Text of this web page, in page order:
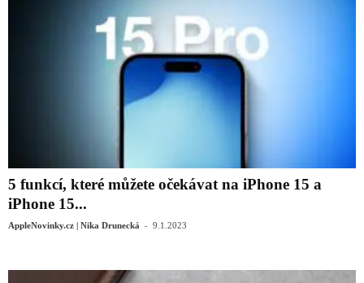
5 funkcí, které můžete očekávat na iPhone 15 a
iPhone 15...
AppleNovinky.cz | Nika Drunecká - 9.1.2023